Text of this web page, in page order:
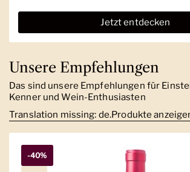
Jetzt entdecken
Unsere Empfehlungen
Das sind unsere Empfehlungen für
Kenner und Wein-Enthusiasten
Translation missing: de.Produkte
-40%